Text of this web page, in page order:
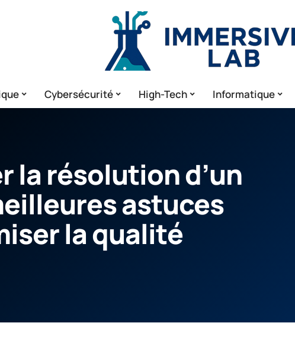
Cybersécurité High-Tech Informatique
la résolution d’un
astuces
la qualité